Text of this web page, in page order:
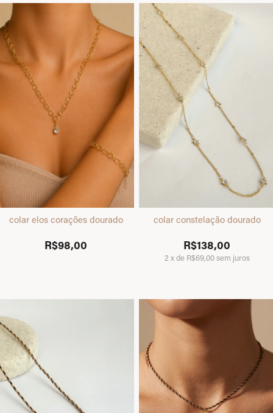
colar elos corações dourado
R$98,00
colar constelação dourado
R$138,00
2 xde R$69,00sem juros